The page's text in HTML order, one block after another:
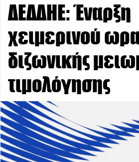
ΔΕΔΔΗΕ: Έναρξη
χειμερινού
διζωνικής
τιμολόγησης